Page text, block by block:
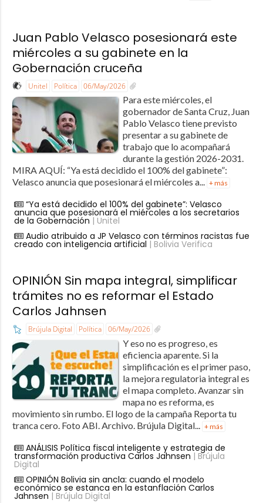
Juan Pablo Velasco posesionará este
miércoles a su gabinete en la
Gobernación cruceña
Unitel Política 06/May/2026
Para este miércoles, el
gobernador de Santa Cruz, Juan
Pablo Velasco tiene previsto
presentar a su gabinete de
trabajo que lo acompañará
durante la gestión 2026-2031.
MIRA AQUÍ: “Ya está decidido el 100% del gabinete”:
Velasco anuncia que posesionará el miércoles a... + más
“Ya está decidido el 100% del gabinete”: Velasco
anuncia que posesionará el miércoles a los secretarios
de la Gobernación | Unitel
Audio atribuido a JP Velasco con términos racistas fue
creado con inteligencia artificial | Bolivia Verifica
OPINIÓN Sin mapa integral, simplificar
trámites no es reformar el Estado
Carlos Jahnsen
Brújula Digital Política 06/May/2026
Y eso no es progreso, es
eficiencia aparente. Si la
simplificación es el primer paso,
la mejora regulatoria integral es
el mapa completo. Avanzar sin
mapa no es reforma, es
movimiento sin rumbo. El logo de la campaña Reporta tu
tranca cero. Foto ABI. Archivo. Brújula Digital... + más
ANÁLISIS Política fiscal inteligente y estrategia de
transformación productiva Carlos Jahnsen | Brújula
Digital
OPINIÓN Bolivia sin ancla: cuando el modelo
económico se estanca en la estanflación Carlos
Jahnsen | Brújula Digital